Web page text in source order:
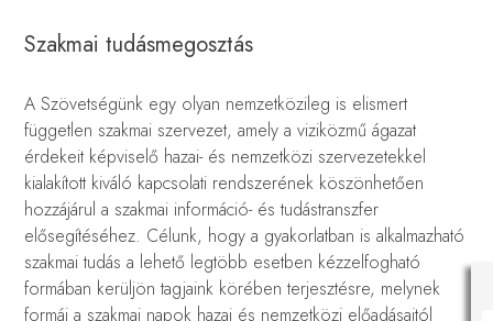
Szakmai tudásmegosztás
A Szövetségünk egy olyan nemzetközileg is elismert
független szakmai szervezet, amely a viziközmű ágazat
érdekeit képviselő hazai- és nemzetközi szervezetekkel
kialakított kiváló kapcsolati rendszerének köszönhetően
hozzájárul a szakmai információ- és tudástranszfer
elősegítéséhez. Célunk, hogy a gyakorlatban is alkalmazható
szakmai tudás a lehető legtöbb esetben kézzelfogható
formában kerüljön tagjaink körében terjesztésre, melynek
formái a szakmai napok hazai és nemzetközi előadásaitól